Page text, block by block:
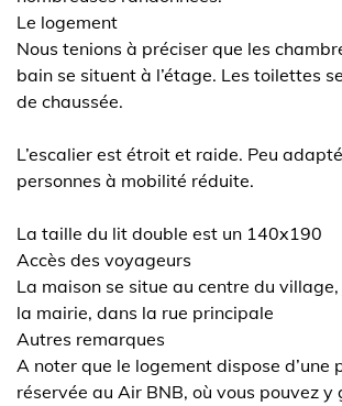
Le logement
Nous tenions à préciser que les
bain se situent à l’étage. Les toilettes
de chaussée.
L’escalier est étroit et raide. Peu
personnes à mobilité réduite.
La taille du lit double est un 140x190
Accès des voyageurs
La maison se situe au centre du
la mairie, dans la rue principale
Autres remarques
A noter que le logement dispose d’une
réservée au Air BNB, où vous pouvez y